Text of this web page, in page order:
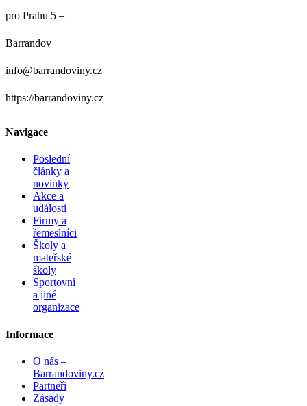
pro Prahu 5 –
Barrandov
info@barrandoviny.cz
https://barrandoviny.cz
Navigace
Poslední
články a
novinky
Akce a
události
Firmy a
řemeslníci
Školy a
mateřské
školy
Sportovní
a jiné
organizace
Informace
O nás –
Barrandoviny.cz
Partneři
Zásady